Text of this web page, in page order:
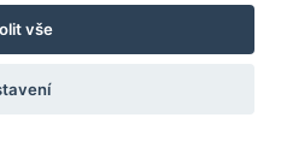
se nám jakoby
jakoby příčinám
vidím krom toho, co
vše